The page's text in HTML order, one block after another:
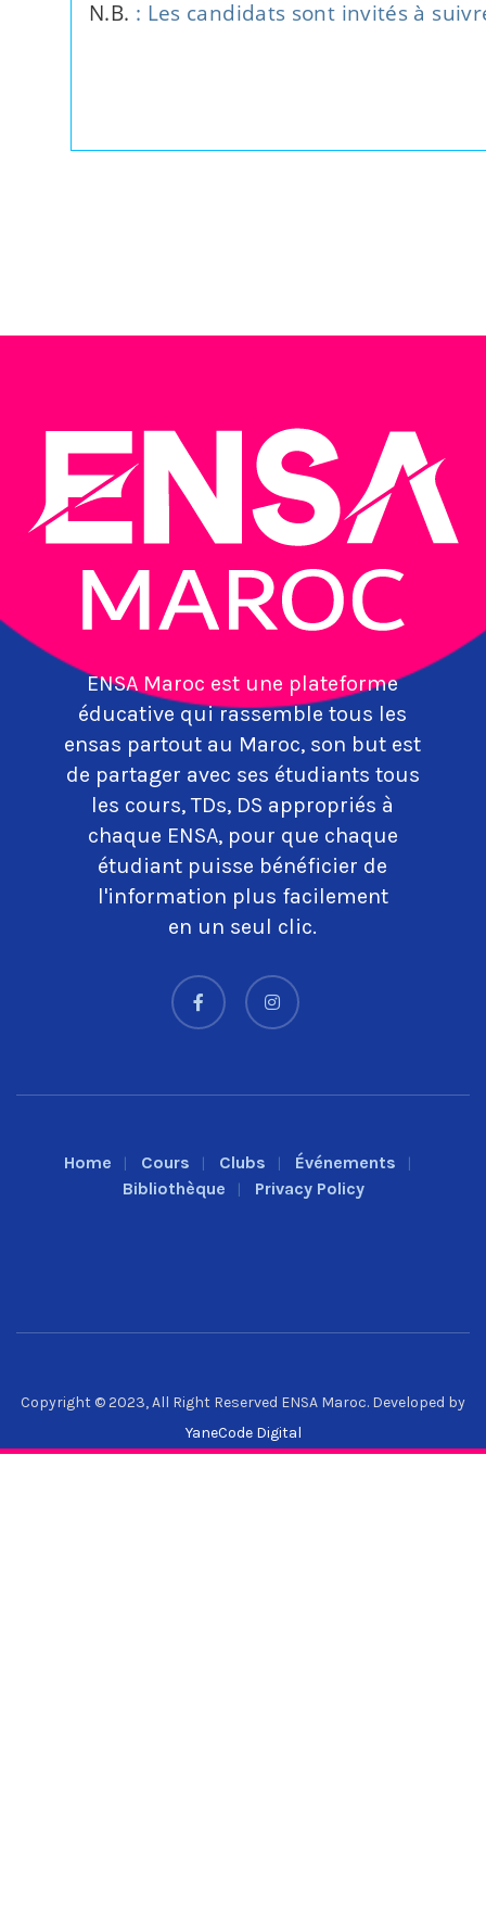
N.B. : Les candidats sont invités à
ENSA Maroc est une plateforme
éducative qui rassemble tous les
ensas partout au Maroc, son but est
de partager avec ses étudiants tous
les cours, TDs, DS appropriés à
chaque ENSA, pour que chaque
étudiant puisse bénéficier de
l'information plus facilement
en un seul clic.
Home Cours Clubs
Événements
Bibliothèque
Privacy Policy
Copyright © 2023, All Right Reserved ENSA Maroc. Developed by
YaneCode Digital